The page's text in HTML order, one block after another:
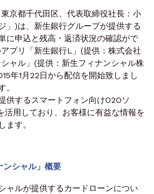
京都千代田区、代表取締役社長：小
」)は、新生銀行グループが提供する
に申込と残高・返済状況の確認がで
プリ「新生銀行L」(提供：株式会社
ャル」(提供：新生フィナンシャル株
年1月22日から配信を開始致しまし
。
供するスマートフォン向けO2Oソ
用しており、お客様に有益な情報を
ます。
ンシャル」概要
ャルが提供するカードローンについ